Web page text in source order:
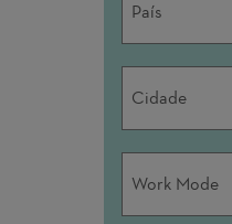
País
Cidade
Work Mode